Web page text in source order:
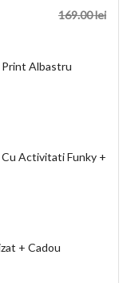
169.00lei
Print Albastru
Activitati Funky +
+ Cadou